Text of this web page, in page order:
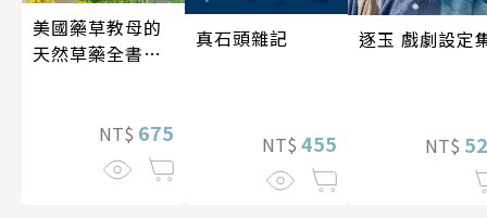
美國藥草教母的
天然草藥全書
NT$ 675
真石頭雜記
NT$ 455
逐玉 戲劇設定
NT$